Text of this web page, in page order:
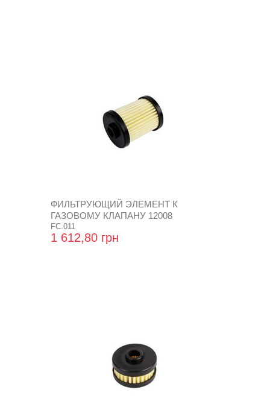
ФИЛЬТРУЮЩИЙ ЭЛЕМЕНТ К
ГАЗОВОМУ КЛАПАНУ 12008
FC.011
1 612,80 грн